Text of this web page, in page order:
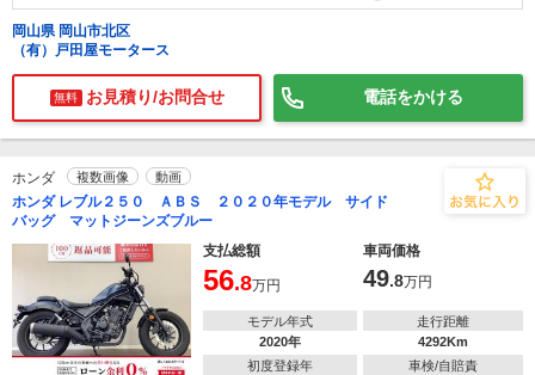
岡山県 岡山市北区
（有）戸田屋モータース
無料 お見積り/お問合せ 電話をかける
ホンダ 複数画像 動画
ホンダ レブル２５０ ＡＢＳ ２０２０年モデル サイド
バッグ マットジーンズブルー
支払総額
車両価格
56.8万円 49.8万円
モデル年式
2020年
走行距離
4292Km
初度登録年
車検/自賠責